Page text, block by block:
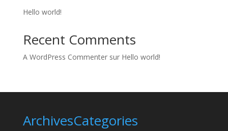
Hello world!
Recent Comments
A WordPress Commentersur Hello world!
ArchivesCategories